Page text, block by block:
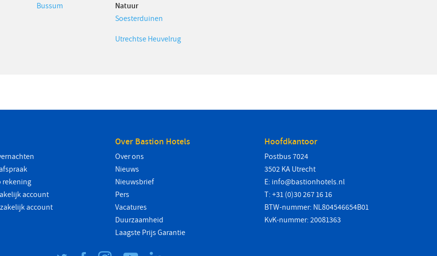
Bussum
Natuur
Soesterduinen
Utrechtse Heuvelrug
rekening
account
account
Over Bastion Hotels
Over ons
Nieuws
Nieuwsbrief
Pers
Vacatures
Duurzaamheid
Laagste Prijs Garantie
Hoofdkantoor
Postbus 7024
3502 KA Utrecht
E: info@bastionhotels.nl
T: +31 (0)30 267 16 16
BTW-nummer: NL804546654B01
KvK-nummer: 20081363